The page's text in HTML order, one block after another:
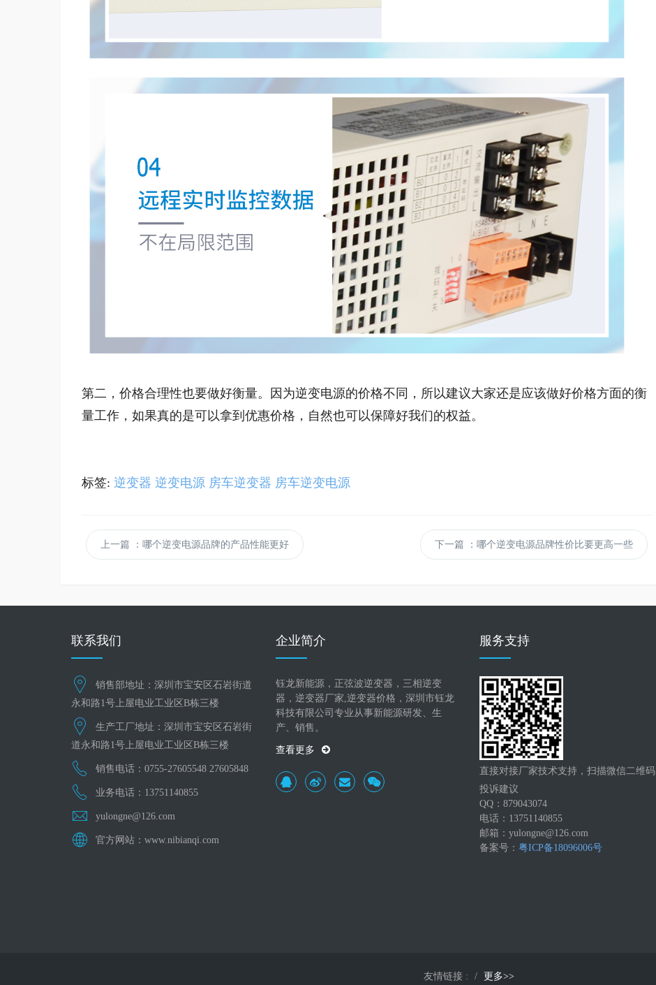
第二，价格合理性也要做好衡量。因为逆变电源的价格不同，所以建议大家还是应该做好价格方面的衡
量工作，如果真的是可以拿到优惠价格，自然也可以保障好我们的权益。
标签: 逆变器 逆变电源 房车逆变器 房车逆变电源
上一篇 ：哪个逆变电源品牌的产品性能更好 下一篇 ：哪个逆变电源品牌性价比要更高一些
联系我们
销售部地址：深圳市宝安区石岩街道
永和路1号上屋电业工业区B栋三楼
生产工厂地址：深圳市宝安区石岩街
道永和路1号上屋电业工业区B栋三楼
销售电话：0755-27605548 27605848
业务电话：13751140855
yulongne@126.com
官方网站：www.nibianqi.com
企业简介
钰龙新能源，正弦波逆变器，三相逆变
器，逆变器厂家,逆变器价格，深圳市钰龙
科技有限公司专业从事新能源研发、生
产、销售。
查看更多
服务支持
直接对接厂家技术支持，扫描微信二维码
投诉建议
QQ：879043074
电话：13751140855
邮箱：yulongne@126.com
备案号： 粤ICP备18096006号
友情链接 : 更多>>